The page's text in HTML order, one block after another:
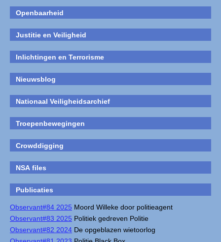
Openbaarheid
Justitie en Veiligheid
Inlichtingen en Terrorisme
Nieuwsblog
Nationaal Veiligheidsarchief
Troepenbewegingen
Crowddigging
NSA files
Publicaties
Observant#84 2025 Moord Willeke door politieagent
Observant#83 2025 Politiek gedreven Politie
Observant#82 2024 De opgeblazen wietoorlog